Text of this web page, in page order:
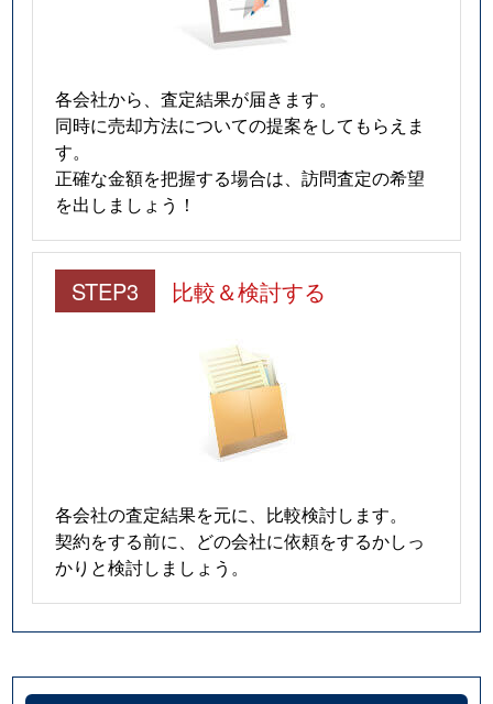
各会社から、査定結果が届きます。
同時に売却方法についての提案をしてもらえま
す。
正確な金額を把握する場合は、訪問査定の希望
を出しましょう！
STEP3 比較＆検討する
各会社の査定結果を元に、比較検討します。
契約をする前に、どの会社に依頼をするかしっ
かりと検討しましょう。